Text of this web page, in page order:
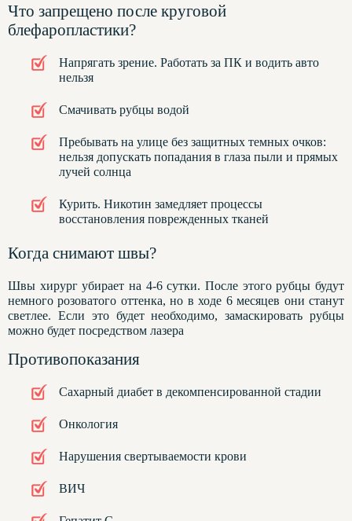
Что запрещено после круговой
блефаропластики?
Напрягать зрение. Работать за ПК и водить авто
нельзя
Смачивать рубцы водой
Пребывать на улице без защитных темных очков:
нельзя допускать попадания в глаза пыли и прямых
лучей солнца
Курить. Никотин замедляет процессы
восстановления поврежденных тканей
Когда снимают швы?
Швы хирург убирает на 4-6 сутки. После этого рубцы будут
немного розоватого оттенка, но в ходе 6 месяцев они станут
светлее. Если это будет необходимо, замаскировать рубцы
можно будет посредством лазера
Противопоказания
Сахарный диабет в декомпенсированной стадии
Онкология
Нарушения свертываемости крови
ВИЧ